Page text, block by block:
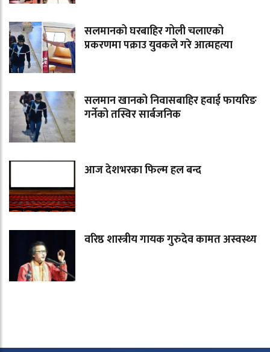
सलमानको घरबाहिर गोली चलाएको
प्रकरणमा पक्राउ युवकले गरे आत्महत्या
सलमान खानको निवासबाहिर हवाई फायरिङ
गर्नेको तस्विर सार्बजनिक
आज देशभरका फिल्म हल बन्द
वरिष्ठ शास्त्रीय गायक गुरुदेव कामत अस्वस्थ्य